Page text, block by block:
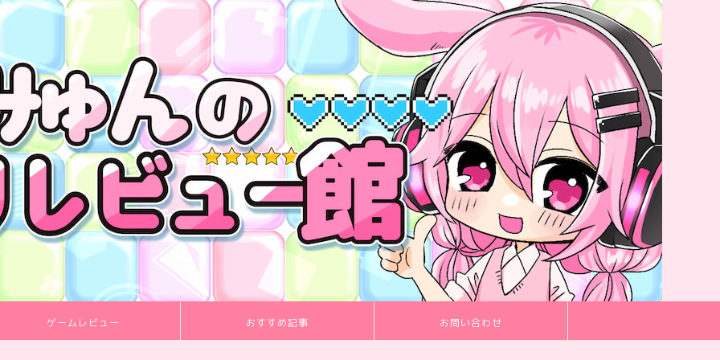
ゲームレビュー おすすめ記事 お問い合わせ